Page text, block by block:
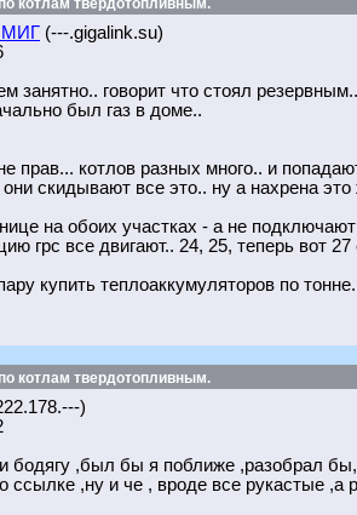
котлам твердотопливным.
МИГ (---.gigalink.su)
занятно.. говорит что стоял
был газ в доме..
прав... котлов разных много.. и
скидывают все это.. ну а нахрена
на обоих участках - а не
грс все двигают.. 24, 25, теперь вот 27
купить теплоаккумуляторов по
котлам твердотопливным.
)
бодягу ,был бы я поближе ,разобрал
ссылке ,ну и че , вроде все рукастые